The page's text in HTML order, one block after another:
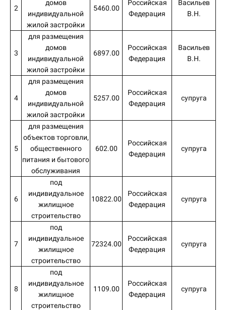
2
домов
индивидуальной
жилой застройки
5460.00
Российская
Федерация
Васильев
В.Н.
3
для размещения
домов
индивидуальной
жилой застройки
6897.00
Российская
Федерация
Васильев
В.Н.
4
для размещения
домов
индивидуальной
жилой застройки
5257.00
Российская
Федерация
супруга
5
для размещения
объектов торговли,
общественного
питания и бытового
обслуживания
602.00
Российская
Федерация
супруга
6
под
индивидуальное
жилищное
строительство
10822.00
Российская
Федерация
супруга
7
под
индивидуальное
жилищное
строительство
72324.00
Российская
Федерация
супруга
8
под
индивидуальное
жилищное
строительство
1109.00
Российская
Федерация
супруга